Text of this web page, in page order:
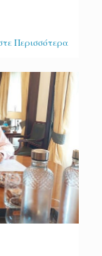
Περισσότερα